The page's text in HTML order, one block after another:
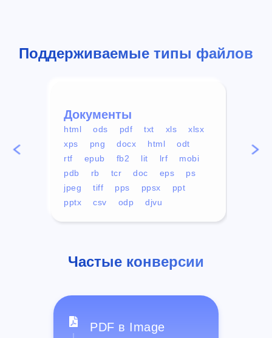
Поддерживаемые типы файлов
Документы
html ods pdf txt xls
xlsx
xps
png docx html
odt
rtf
epub fb2 lit lrf
mobi
pdb
rb tcr doc eps
ps
jpeg
tiff pps ppsx
ppt
pptx
csv odp djvu
mp4
Частые конверсии
PDF в Image